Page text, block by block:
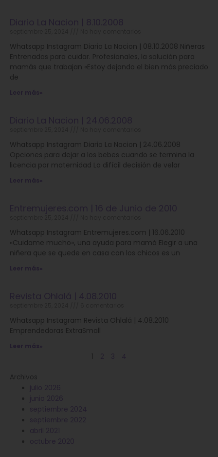
Diario La Nacion | 8.10.2008
Whatsapp Instagram Diario La Nacion | 08.10.2008 Niñeras
Entrenadas para cuidar. Profesionales, la solución para
mamás que trabajan «Estoy dejando el bien más preciado
de
Leer más»
Diario La Nacion | 24.06.2008
Whatsapp Instagram Diario La Nacion | 24.06.2008
Opciones para dejar a los bebes cuando se termina la
licencia por maternidad La difícil decisión de velar
Leer más»
Entremujeres.com | 16 de Junio de 2010
Whatsapp Instagram Entremujeres.com | 16.06.2010
«Cuidame mucho», una ayuda para mamá Elegir a una
niñera que se quede en casa con los chicos es un
Leer más»
Revista Ohlalá | 4.08.2010
Whatsapp Instagram Revista Ohlalá | 4.08.2010
Emprendedoras ExtraSmall
Leer más»
1 2 3 4
Archivos
julio 2026
junio 2026
septiembre 2024
septiembre 2022
abril 2021
octubre 2020